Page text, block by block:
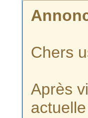
Chers
Après